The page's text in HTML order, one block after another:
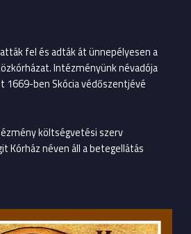
fel és adták át ünnepélyesen a
Intézményünk névadója
1669-ben Skócia védőszentjévé
költségvetési szerv
Kórház néven áll a betegellátás